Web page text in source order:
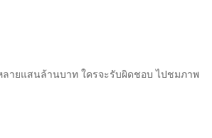
ลายแสนล้านบาท ใครจะรับผิดชอบ ไปชมภาพ